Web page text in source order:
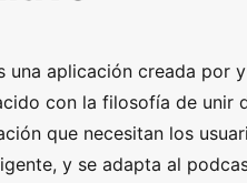
una aplicación creada por
con la filosofía de unir
que necesitan los
y se adapta al